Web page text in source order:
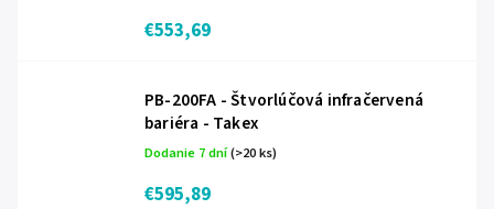
€553,69
PB-200FA - Štvorlúčová infračervená
bariéra - Takex
Dodanie 7 dní(>20 ks)
€595,89